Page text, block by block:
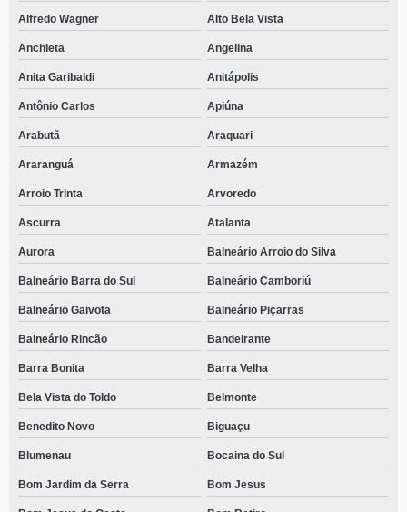
Alfredo Wagner Alto Bela Vista
Anchieta Angelina
Anita Garibaldi Anitápolis
Antônio Carlos Apiúna
Arabutã Araquari
Araranguá Armazém
Arroio Trinta Arvoredo
Ascurra Atalanta
Aurora Balneário Arroio do Silva
Balneário Barra do Sul Balneário Camboriú
Balneário Gaivota Balneário Piçarras
Balneário Rincão Bandeirante
Barra Bonita Barra Velha
Bela Vista do Toldo Belmonte
Benedito Novo Biguaçu
Blumenau Bocaina do Sul
Bom Jardim da Serra Bom Jesus